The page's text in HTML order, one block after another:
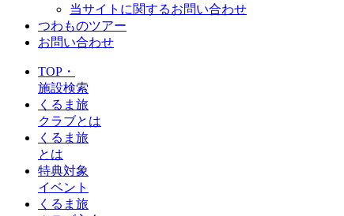
当サイトに関するお問い合わせ
つわものツアー
お問い合わせ
TOP・
施設検索
くるま旅
クラブとは
くるま旅
とは
特典対象
イベント
くるま旅